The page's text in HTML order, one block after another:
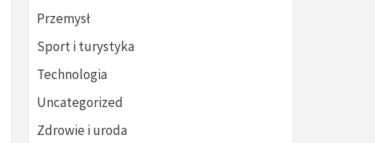
Przemysł
Sport i turystyka
Technologia
Uncategorized
Zdrowie i uroda